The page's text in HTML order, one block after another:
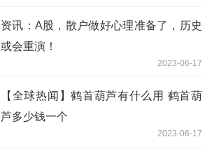
资讯：A股，散户做好心理准备了，历史
或会重演！
2023-06-17
【全球热闻】鹤首葫芦有什么用 鹤首葫
芦多少钱一个
2023-06-17